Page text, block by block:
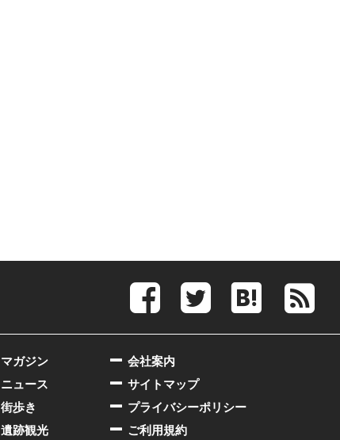
会社案内
サイトマップ
プライバシーポリシー
ご利用規約
マガジン
ニュース
街歩き
遺跡観光